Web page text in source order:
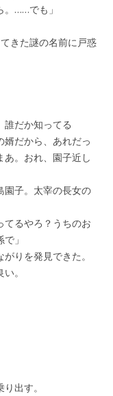
。……でも」
きた謎の名前に戸惑
誰だか知ってる
だから、あれだっ
。おれ、園子近し
園子。太宰の長女の
てるやろ？うちのお
」
りを発見できた。
。
出す。